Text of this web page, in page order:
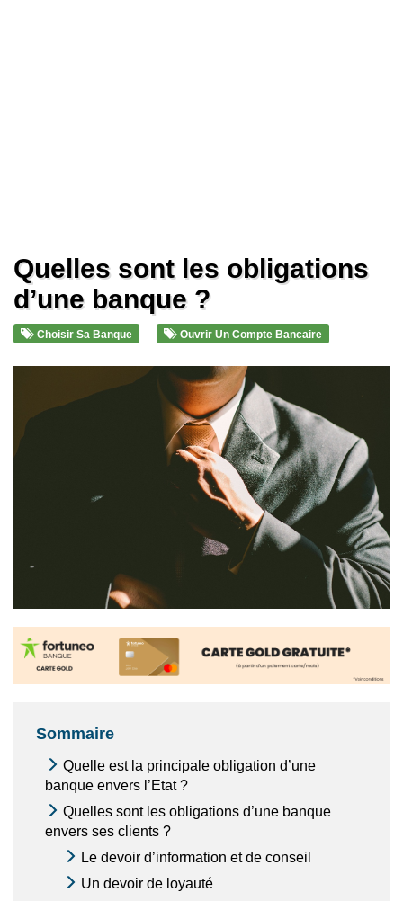
Quelles sont les obligations
d’une banque ?
Choisir Sa Banque Ouvrir Un Compte Bancaire
Sommaire
Quelle est la principale obligation d’une
banque envers l’Etat ?
Quelles sont les obligations d’une banque
envers ses clients ?
Le devoir d’information et de conseil
Un devoir de loyauté